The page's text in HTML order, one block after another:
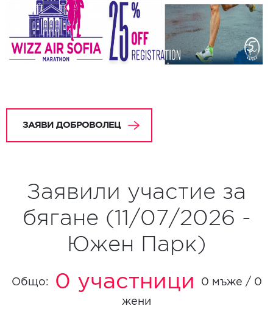
ЗАЯВИ ДОБРОВОЛЕЦ
Заявили участие за
бягане (11/07/2026 -
Южен Парк)
Общо: 0 участници
0 мъже / 0
жени